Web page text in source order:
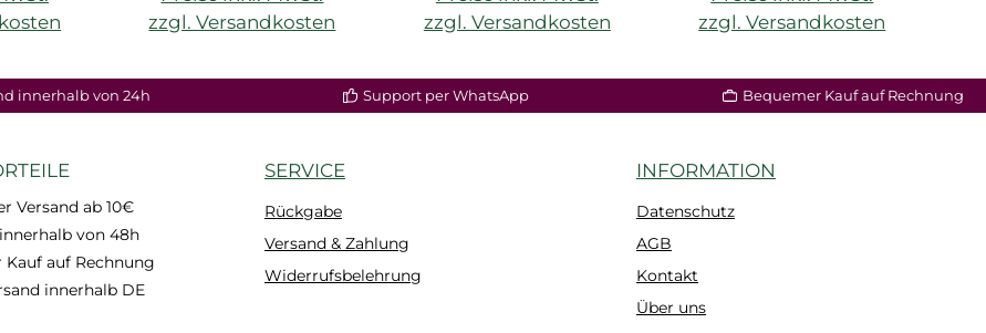
zzgl. Versandkosten
zzgl. Versandkosten
zzgl. Versandkosten
innerhalb von 24h Support per WhatsApp Bequemer Kauf auf Rechnung
Versand ab 10€
von 48h
Kauf auf Rechnung
innerhalb DE
SERVICE
Rückgabe
Versand & Zahlung
Widerrufsbelehrung
INFORMATION
Datenschutz
AGB
Kontakt
Über uns